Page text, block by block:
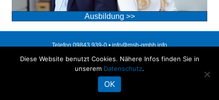
Ausbildung >>
Telefon 09843 939-0 •info@msb-gmbh.info
Instagram
Impressum
Diese Website benutzt Cookies. Nähere Infos finden Sie in
unserem Datenschutz.
OK